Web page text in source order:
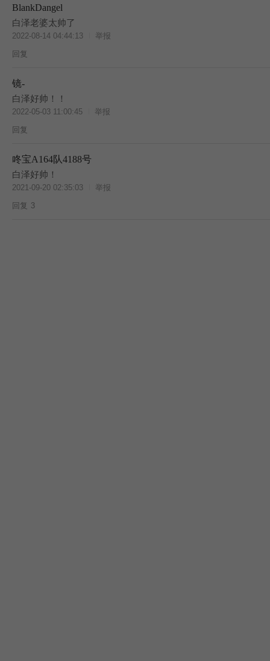
BlankDangel
白泽老婆太帅了
2022-08-14 04:44:13
举报
回复
镜-
白泽好帅！！
2022-05-03 11:00:45
举报
回复
咚宝A164队4188号
白泽好帅！
2021-09-20 02:35:03
举报
回复 3